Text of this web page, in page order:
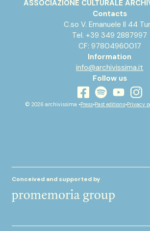
ASSOCIAZIONE CULTURALE
Contacts
C.so V. Emanuele II 44
Tel. +39 349 2887997
CF: 97804960017
Information
info@archivissima.it
Follow us
facebook
spotifyyoutube
© 2026 archivissima •Press•Past editions•Privacy
Conceived and supported by